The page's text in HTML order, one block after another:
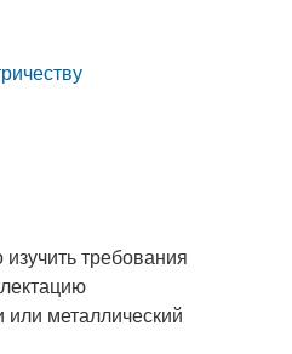
требования
металлический